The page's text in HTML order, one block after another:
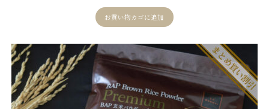
9
件の利用者
評価に基づ
く5段階評価
のうち、5.00
お買い物カゴに追加